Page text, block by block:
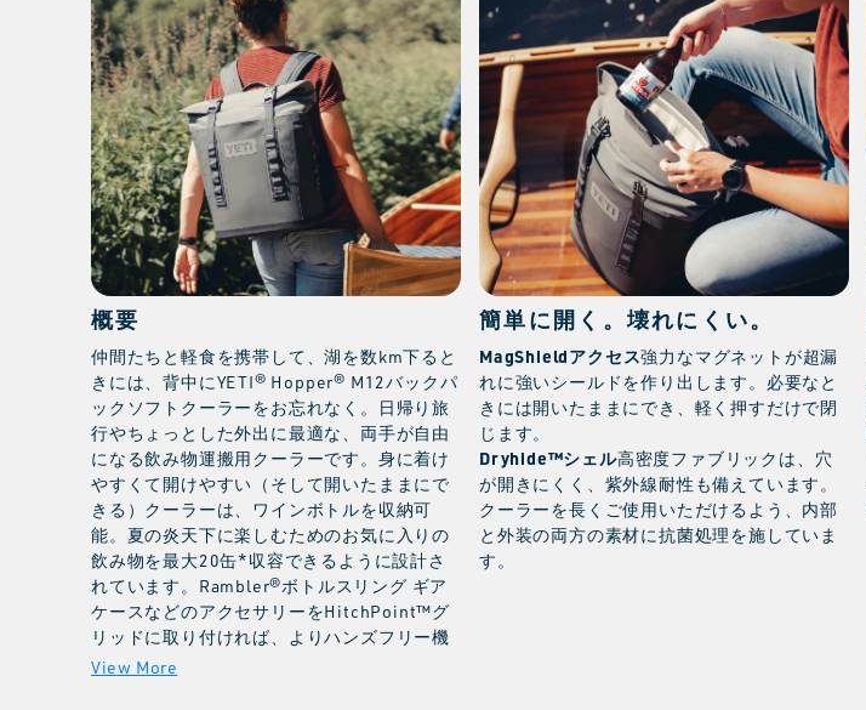
概要
仲間たちと軽食を携帯して、湖を数km下ると
きには、背中にYETI® Hopper® M12バックパ
ックソフトクーラーをお忘れなく。日帰り旅
行やちょっとした外出に最適な、両手が自由
になる飲み物運搬用クーラーです。身に着け
やすくて開けやすい（そして開いたままにで
きる）クーラーは、ワインボトルを収納可
能。夏の炎天下に楽しむためのお気に入りの
飲み物を最大20缶*収容できるように設計さ
れています。Rambler®ボトルスリング ギア
ケースなどのアクセサリーをHitchPoint™グ
リッドに取り付ければ、よりハンズフリー機
能を強化できます。耐久性に優れた
簡単に開く。壊れにくい。
MagShieldアクセス強力なマグネットが超漏
れに強いシールドを作り出します。必要なと
きには開いたままにでき、軽く押すだけで閉
じます。
Dryhide™シェル高密度ファブリックは、穴
が開きにくく、紫外線耐性も備えています。
クーラーを長くご使用いただけるよう、内部
と外装の両方の素材に抗菌処理を施していま
す。